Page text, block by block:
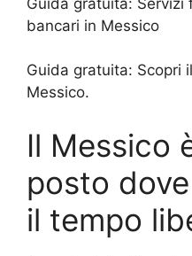
bancari in Messico
Guida gratuita: Scopri
Messico.
Il Messico
posto
il tempo